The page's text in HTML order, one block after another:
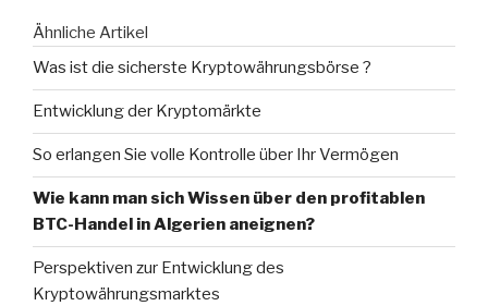
Kryptowährungen?“
Ähnliche Artikel
Was ist die sicherste Kryptowährungsbörse ?
Entwicklung der Kryptomärkte
So erlangen Sie volle Kontrolle über Ihr Vermögen
Wie kann man sich Wissen über den profitablen
BTC-Handel in Algerien aneignen?
Perspektiven zur Entwicklung des
Kryptowährungsmarktes